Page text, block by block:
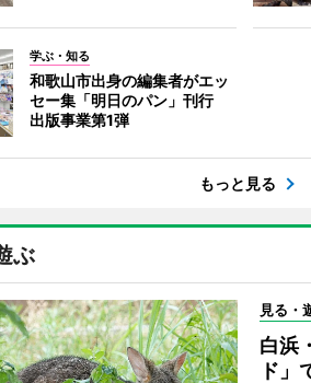
学ぶ・知る
和歌山市出身の編集者がエッ
セー集「明日のパン」刊行
出版事業第1弾
もっと見る
ぶ
見る・
白浜
ド」